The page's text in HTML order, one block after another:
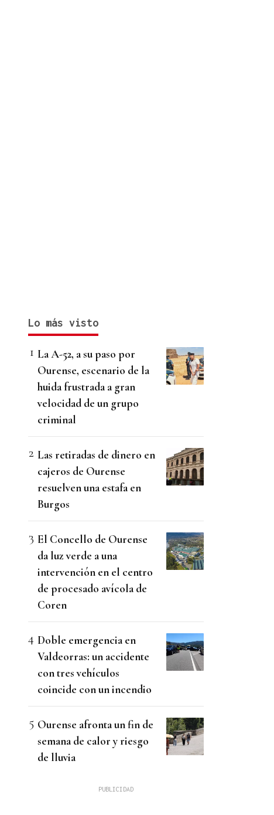
Lo más visto
La A-52, a su paso por
Ourense, escenario de la
huida frustrada a gran
velocidad de un grupo
criminal
Las retiradas de dinero en
cajeros de Ourense
resuelven una estafa en
Burgos
El Concello de Ourense
da luz verde a una
intervención en el centro
de procesado avícola de
Coren
Doble emergencia en
Valdeorras: un accidente
con tres vehículos
coincide con un incendio
Ourense afronta un fin de
semana de calor y riesgo
de lluvia